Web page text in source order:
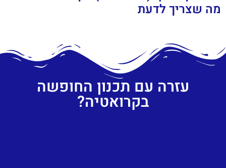
מה שצריך לדעת
עזרה עם תכנון החופשה
בקרואטיה?